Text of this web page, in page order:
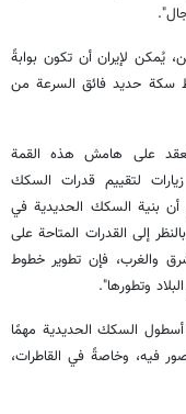
يُمكن لإيران أن تكون بوابةً
سكة حديد فائق السرعة من
على هامش هذه القمة
زيارات لتقييم قدرات السكك
بنية السكك الحديدية في
إلى القدرات المتاحة على
والغرب، فإن تطوير خطوط
وتطورها".
السكك الحديدية مهمًا
فيه، وخاصةً في القاطرات،